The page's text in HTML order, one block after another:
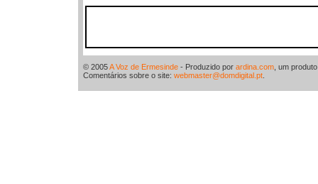
© 2005A Voz de Ermesinde - Produzido por ardina.com , um
Comentários sobre o site: webmaster@domdigital.pt